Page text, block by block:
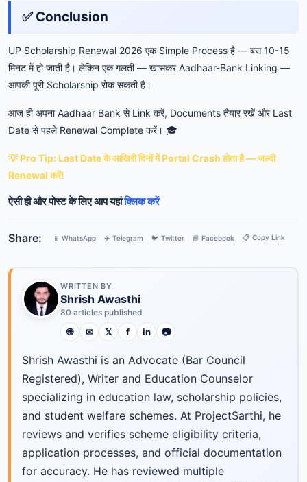
✅ Conclusion
UP Scholarship Renewal 2026 एक Simple Process है — बस 10-15
मिनट में हो जाती है। लेकिन एक गलती — खासकर Aadhaar-Bank Linking —
आपकी पूरी Scholarship रोक सकती है।
आज ही अपना Aadhaar Bank से Link करें, Documents तैयार रखें और Last
Date से पहले Renewal Complete करें। 🎓
💡 Pro Tip: Last Date के आखिरी दिनों में Portal Crash होता है — जल्दी
Renewal करें!
ऐसी ही और पोस्ट के लिए आप यहांक्लिक करें
Share: 📱 WhatsApp ✈️ Telegram 🐦 Twitter 📘 Facebook 📋 Copy Link
WRITTEN BY
Shrish Awasthi
80 articles published
🌐 ✉ 𝕏 f in 📷
Shrish Awasthi is an Advocate (Bar Council
Registered), Writer and Education Counselor
specializing in education law, scholarship policies,
and student welfare schemes. At ProjectSarthi, he
reviews and verifies scheme eligibility criteria,
application processes, and official documentation
for accuracy. He has reviewed multiple